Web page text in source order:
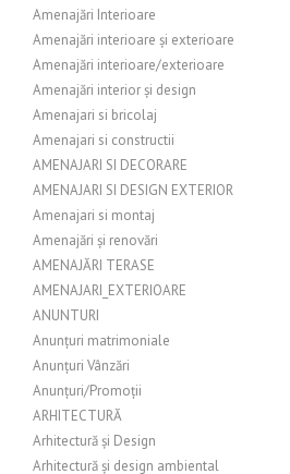
Amenajări Interioare
Amenajări interioare și exterioare
Amenajări interioare/exterioare
Amenajări interior și design
Amenajari si bricolaj
Amenajari si constructii
AMENAJARI SI DECORARE
AMENAJARI SI DESIGN EXTERIOR
Amenajari si montaj
Amenajări și renovări
AMENAJĂRI TERASE
AMENAJARI_EXTERIOARE
ANUNTURI
Anunțuri matrimoniale
Anunțuri Vânzări
Anunțuri/Promoții
ARHITECTURĂ
Arhitectură și Design
Arhitectură și design ambiental